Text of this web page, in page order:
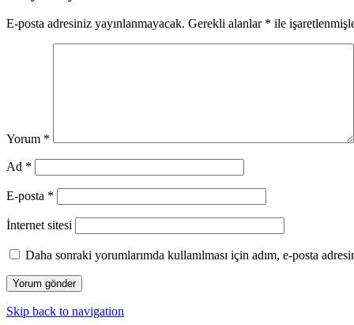
E-posta adresiniz yayınlanmayacak. Gerekli alanlar * ile
Yorum *
Ad *
E-posta *
İnternet sitesi
Daha sonraki yorumlarımda kullanılması için adım, e-posta
Skip back to navigation